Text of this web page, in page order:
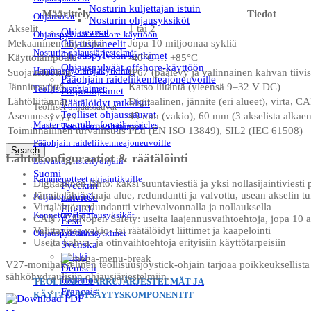
Nosturin kuljettajan istuin
Nosturin ohjausyksiköt
Ohjausosat
Ohjauspaneelit
Ohjauspylvään kytkimet
Ohjauspylväät offshore-käyttöön
Pääohjain raideliikenneajoneuvoille
Poljinohjaimet
Räätälöidyt ratkaisut
Teolliset ohjaussauvat
Teollisuusohjaimet
Search
Suomi
Русский
Latviešu
English
Eesti
Lietuvos
Svenska
Polski
Deutsch
Italiano
Français
Ohjausosat
Ohjauspylväät offshore-käyttöön
Nosturin ohjausjärjestelmät
Hammaspyörärajakytkimet
Teollisuusohjaimet
Teolliset ohjaussauvat
Master controller for rail vehicles
Pääohjain raideliikenneajoneuvoille
Laivaston risteilyohjain
Kämmenotteet ohjaintikuille
Poljinohjaimet
Kannettavat ohjausyksiköt
Ohjauspylvään kytkimet
TEOLLISET JARRUJÄRJESTELMÄT JA
KÄYTTÖ-/PYSÄYTYSKOMPONENTIT
Määrittely
Tiedot
Akselit
1 tai 2
Mekaaninen käyttöikä
Jopa 10 miljoonaa sykliä
Käyttölämpötila
-40°C … +85°C
Suojausluokka
IP67 (päälevy ja valinnainen kahvan
Jännitesyöttö
Katso liitäntä (yleensä 9–32 V DC)
Lähtöliitännät
Digitaalinen, jännite (eri alueet), virta,
Asennussyvyys
45 mm (vakio), 60 mm (3 akselista
Toiminnallinen turvallisuus PLd (EN ISO 13849), SIL2 (IEC 61508)
Lähtökonfiguraatiot & räätälöinti
Digitaalinen lähtö: kaksi suuntaviestiä ja yksi nollasijaintiviesti
Jännitelähtö: laaja alue, redundantti ja valvottu, usean akselin
Virtalähtö: redundantti virhevalvonnalla ja nollauksella
CAN / CANopen Safety: useita laajennusvaihtoehtoja, jopa
Valittavissa vakio- tai räätälöidyt liittimet ja kaapelointi
Useita kahva- ja otinvaihtoehtoja erityisiin käyttötarpeisiin
V27-monihakselinen teollisuusjoystick-ohjain tarjoaa
sähköhydraulisiin ohjausjärjestelmiin.